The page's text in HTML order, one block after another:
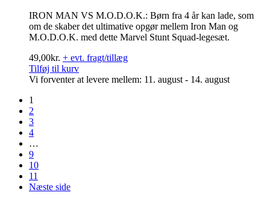
IRON MAN VS M.O.D.O.K.: Børn fra 4 år kan lade, som
om de skaber det ultimative opgør mellem Iron Man og
M.O.D.O.K. med dette Marvel Stunt Squad-legesæt.
49,00kr. + evt. fragt/tillæg
Tilføj til kurv
Vi forventer at levere mellem: 11. august - 14. august
1
2
3
4
…
9
10
11
Næste side